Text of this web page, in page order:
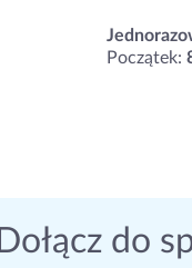
Początek:
Dołącz do